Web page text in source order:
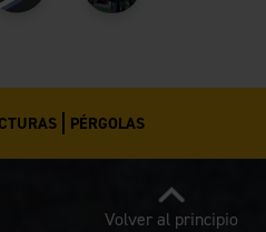
PÉRGOLAS
Volver al principio